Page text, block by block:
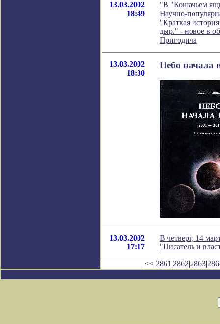
13.03.2002
18:49
"В "Кошачьем
Научно-
"Краткая
дыр." - новое в
Пригодича
13.03.2002
18:30
Небо начала
13.03.2002
17:17
В четверг, 14
"Писатель и
<< 2861 |2862|2863|